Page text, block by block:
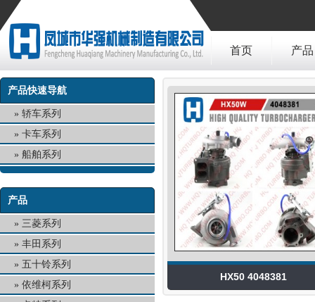
首页 产品
产品快速导航
轿车系列
卡车系列
船舶系列
产品
三菱系列
丰田系列
五十铃系列
依维柯系列
HX50 4048381